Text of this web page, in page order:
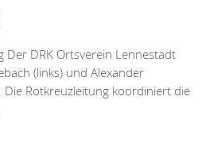
Der DRK Ortsverein Lennestadt
(links) und Alexander
Die Rotkreuzleitung koordiniert die